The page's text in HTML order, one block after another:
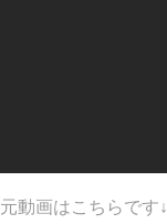
元動画はこちらです↓